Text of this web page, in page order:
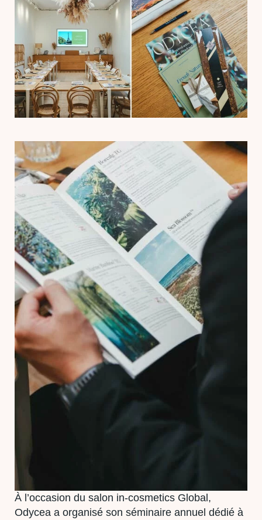
À l’occasion du salon in-cosmetics Global,
Odycea a organisé son séminaire annuel dédié à